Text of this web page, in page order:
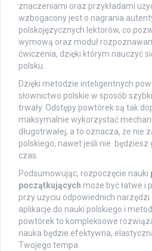
znaczeniami oraz przykładami
wzbogacony jest o nagrania
polskojęzycznych lektorów, co
wymową oraz moduł
ćwiczenia, dzięki którym nauczyć
polsku.
Dzięki metodzie inteligentnych
słownictwo polskie w sposób
trwały. Odstępy powtórek są tak
maksymalnie wykorzystać
długotrwałej, a to oznacza, że nie
polskiego, nawet jeśli nie będziesz
czas.
Podsumowując, rozpoczęcie nauki
początkujących może być łatwe i
przy użyciu odpowiednich
aplikacje do nauki polskiego i
powtórek to kompleksowe
nauka będzie efektywna,
Twojego tempa.